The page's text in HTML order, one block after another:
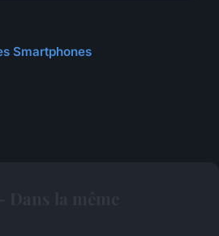
Smartphones